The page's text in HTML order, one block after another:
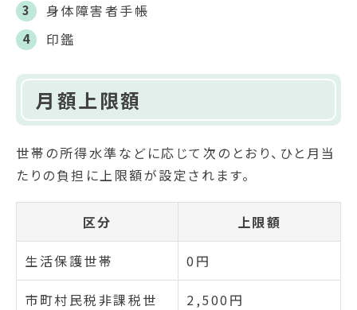
身体障害者手帳
印鑑
月額上限額
世帯の所得水準などに応じて次のとおり、ひと月当
たりの負担に上限額が設定されます。
区分 上限額
生活保護世帯 0円
市町村民税非課税世
2,500円